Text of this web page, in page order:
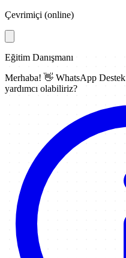
Çevrimiçi (online)
Eğitim Danışmanı
Merhaba! 👋 WhatsApp Destek
yardımcı olabiliriz?